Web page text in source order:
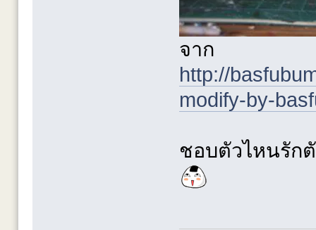
จาก
http://
modify-by-
ชอบตัวไหนรัก